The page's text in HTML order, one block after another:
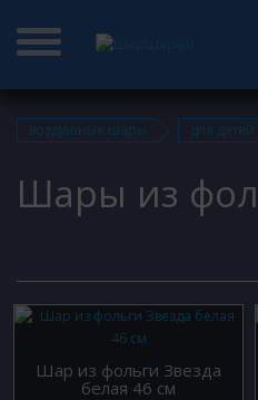
воздушные шары для детей
Шары из
Шар из фольги Звезда
белая 46 см